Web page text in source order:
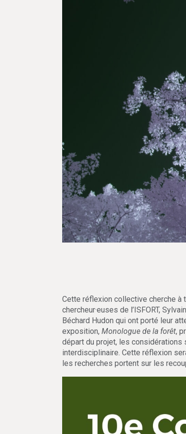
Cette réflexion collective cherche à
chercheur·euses de l’ISFORT,
Béchard Hudon qui ont porté leur
exposition, Monologue de la forêt,
départ du projet, les
interdisciplinaire. Cette réflexion
les recherches portent sur les